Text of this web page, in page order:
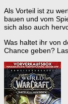
Als Vorteil ist zu
bauen und vom
sich also auch
Was haltet ihr von
Chance geben?